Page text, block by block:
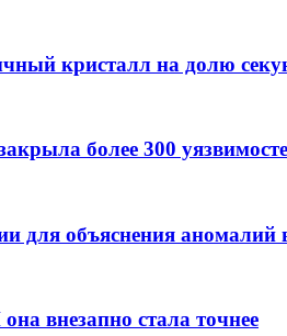
кристалл на долю
более 300
для объяснения аномалий
внезапно стала точнее